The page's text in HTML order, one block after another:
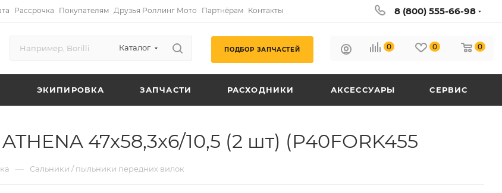
Рассрочка Покупателям Друзья Роллинг Мото Партнёрам Контакты 8 (800) 555-66-98
Каталог ПОДБОР ЗАПЧАСТЕЙ 0 0 0
ЭКИПИРОВКА ЗАПЧАСТИ РАСХОДНИКИ АКСЕССУАРЫ СЕРВИС
47x58,3x6/10,5 (2 шт) (P40FORK455
— Сальники / пыльники передних вилок